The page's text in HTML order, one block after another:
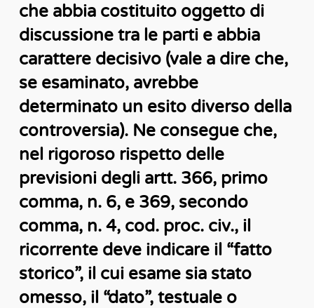
che abbia costituito oggetto di
discussione tra le parti e abbia
carattere decisivo (vale a dire che,
se esaminato, avrebbe
determinato un esito diverso della
controversia). Ne consegue che,
nel rigoroso rispetto delle
previsioni degli artt. 366, primo
comma, n. 6, e 369, secondo
comma, n. 4, cod. proc. civ., il
ricorrente deve indicare il “fatto
storico”, il cui esame sia stato
omesso, il “dato”, testuale o